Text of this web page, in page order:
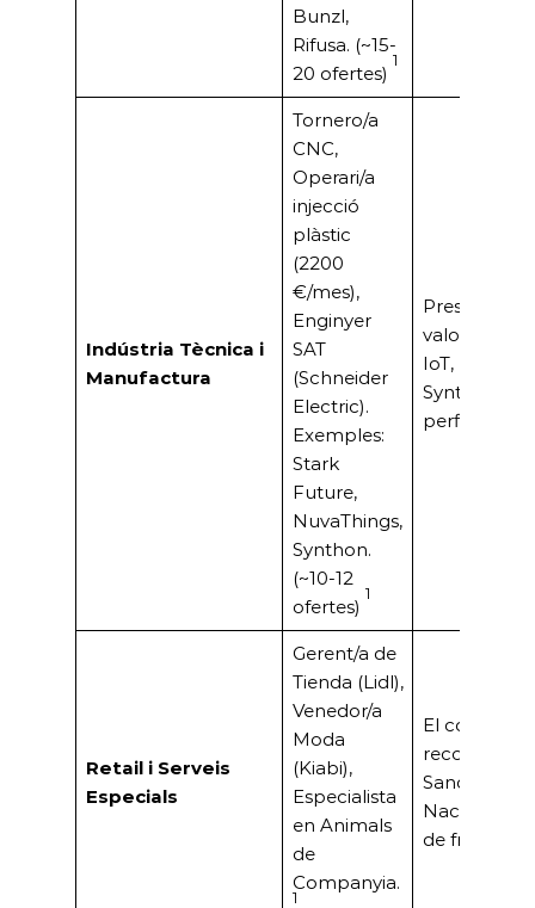
Bunzl,
Rifusa. (~15-
20 ofertes)
1
Indústria Tècnica i
Manufactura
Tornero/a
CNC,
Operari/a
injecció
plàstic
(2200
€/mes),
Enginyer
SAT
(Schneider
Electric).
Exemples:
Stark
Future,
NuvaThings,
Synthon.
(~10-12
ofertes)
1
Presència
valor afegit
IoT,
Synthon)
perfils
Retail i Serveis
Especials
Gerent/a de
Tienda (Lidl),
Venedor/a
Moda
(Kiabi),
Especialista
en Animals
de
Companyia.
1
El comerç
reconegut
Sancho,
de